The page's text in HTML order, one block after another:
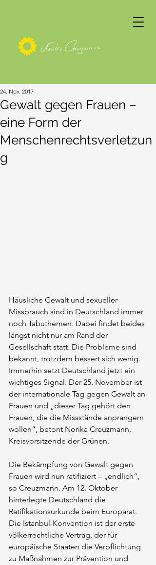
Gewalt gegen Frauen –
eine Form der
Menschenrechtsverletzun
g
24. Nov. 2017
Häusliche Gewalt und sexueller
Missbrauch sind in Deutschland immer
noch Tabuthemen. Dabei findet beides
längst nicht nur am Rand der
Gesellschaft statt. Die Probleme sind
bekannt, trotzdem bessert sich wenig.
Immerhin setzt Deutschland jetzt ein
wichtiges Signal. Der 25. November ist
der internationale Tag gegen Gewalt an
Frauen und „dieser Tag gehört den
Frauen, die die Missstände anprangern
wollen“, betont Norika Creuzmann,
Kreisvorsitzende der Grünen.
Die Bekämpfung von Gewalt gegen
Frauen wird nun ratifiziert – „endlich“,
so Creuzmann. Am 12. Oktober
hinterlegte Deutschland die
Ratifikationsurkunde beim Europarat.
Die Istanbul-Konvention ist der erste
völkerrechtliche Vertrag, der für
europäische Staaten die Verpflichtung
zu Maßnahmen zur Prävention und